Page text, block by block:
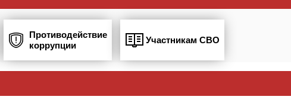
Противодействие
коррупции
Участникам СВО